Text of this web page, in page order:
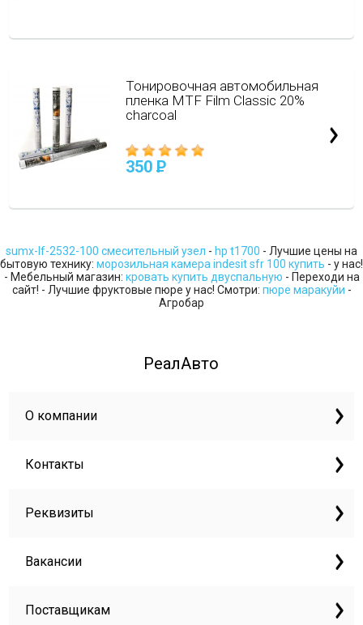
Тонировочная автомобильная
пленка MTF Film Classic 20%
charcoal
350 P
sumx-lf-2532-100 смесительный узел - hp t1700 - Лучшие цены на
бытовую технику: морозильная камера indesit sfr 100 купить - у нас!
- Мебельный магазин: кровать купить двуспальную - Переходи на
сайт! - Лучшие фруктовые пюре у нас! Смотри: пюре маракуйи -
Агробар
РеалАвто
О компании
Контакты
Реквизиты
Вакансии
Поставщикам